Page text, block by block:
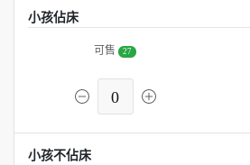
小孩佔床
可售 27
0
小孩不佔床